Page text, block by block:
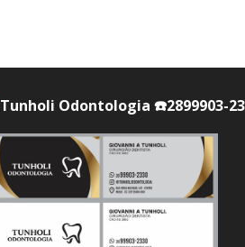
Tunholi Odontologia ☎️2899903-